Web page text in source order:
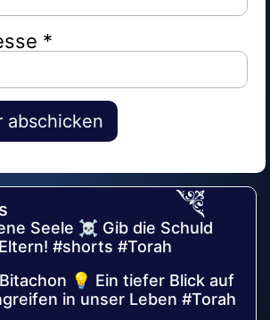
*
Seele ☠️ Gib die Schuld
#shorts #Torah
💡 Ein tiefer Blick auf
in unser Leben #Torah